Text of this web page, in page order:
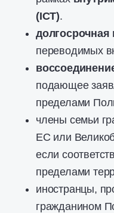
(ICT).
переводимых
подающее
пределами
члены семьи
ЕС или
если
пределами
иностранцы,
гражданином